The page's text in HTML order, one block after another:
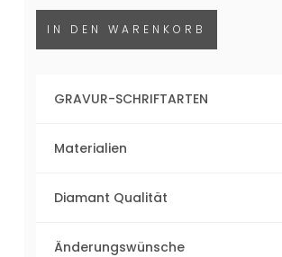
IN DEN WARENKORB
GRAVUR-SCHRIFTARTEN
Materialien
Diamant Qualität
Änderungswünsche